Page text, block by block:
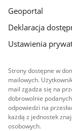
Geoportal
Deklaracja
Ustawienia
Strony dostępne w
mailowych.
mail zgadza się na
dobrowolnie
odpowiedzi na
każdą z jednostek
osobowych.